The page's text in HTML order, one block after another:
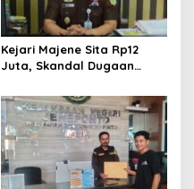
Kejari Majene Sita Rp12
Juta, Skandal Dugaan
Mulai Terkuak